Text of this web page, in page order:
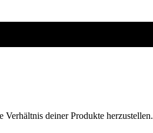
Verhältnis deiner Produkte herzustellen.